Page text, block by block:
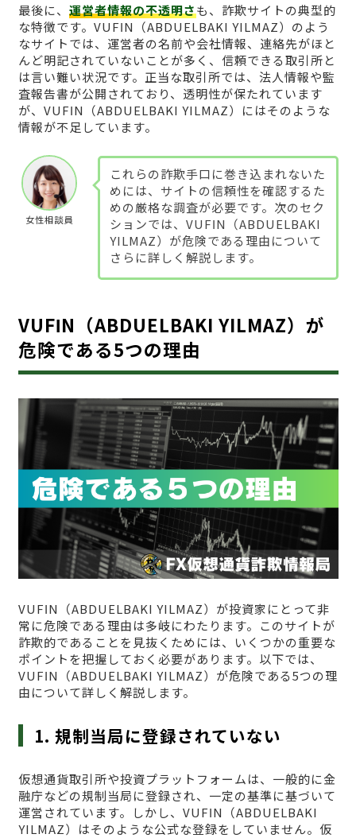
最後に、 運営者情報の不透明さも、詐欺サイトの典型的
な特徴です。VUFΙN（ABDUELBAKI YILMAZ）のよう
なサイトでは、運営者の名前や会社情報、連絡先がほと
んど明記されていないことが多く、信頼できる取引所と
は言い難い状況です。正当な取引所では、法人情報や監
査報告書が公開されており、透明性が保たれています
が、VUFΙN（ABDUELBAKI YILMAZ）にはそのような
情報が不足しています。
女性相談員
これらの詐欺手口に巻き込まれないた
めには、サイトの信頼性を確認するた
めの厳格な調査が必要です。次のセク
ションでは、VUFΙN（ABDUELBAKI
YILMAZ）が危険である理由について
さらに詳しく解説します。
VUFΙN（ABDUELBAKI YILMAZ）が
危険である5つの理由
VUFΙN（ABDUELBAKI YILMAZ）が投資家にとって非
常に危険である理由は多岐にわたります。このサイトが
詐欺的であることを見抜くためには、いくつかの重要な
ポイントを把握しておく必要があります。以下では、
VUFΙN（ABDUELBAKI YILMAZ）が危険である5つの理
由について詳しく解説します。
1. 規制当局に登録されていない
仮想通貨取引所や投資プラットフォームは、一般的に金
融庁などの規制当局に登録され、一定の基準に基づいて
運営されています。しかし、VUFΙN（ABDUELBAKI
YILMAZ）はそのような公式な登録をしていません。仮